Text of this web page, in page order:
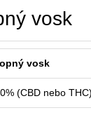
vosk
vosk
(CBD nebo THC)